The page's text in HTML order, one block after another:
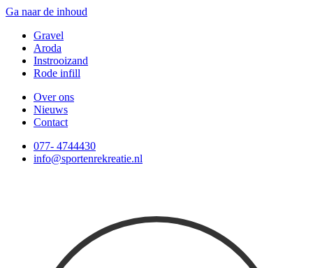
Ga naar de inhoud
Gravel
Aroda
Instrooizand
Rode infill
Over ons
Nieuws
Contact
077- 4744430
info@sportenrekreatie.nl